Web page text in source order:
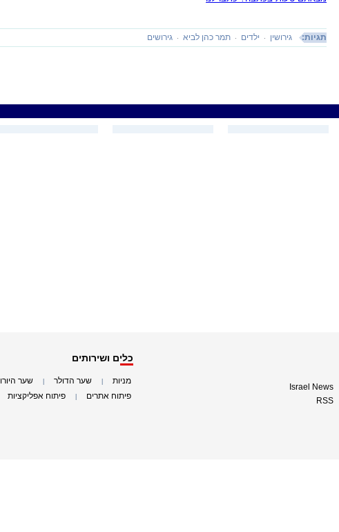
תגיות: גירושין ילדים תמר כהן לביא גירושים
Israel News
RSS
כלים ושירותים
מניות שער הדולר שער היורו
פיתוח אתרים פיתוח אפליקציות